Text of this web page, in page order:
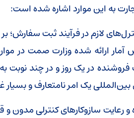
به این موارد اشاره شده است:
لازم در فرآیند ثبت
آمار ارائه شده وزارت صمت در
فروشنده در یک روز و در چند نوبت
بین‌المللی یک امر نامتعارف و
رعایت سازوکار‌های کنترلی مدون و